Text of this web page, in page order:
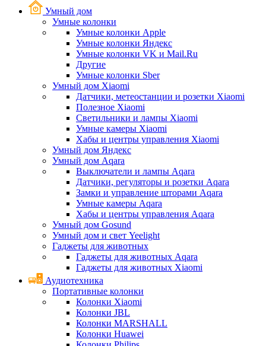
Умный дом
Умные колонки
Умные колонки Apple
Умные колонки Яндекс
Умные колонки VK и Mail.Ru
Другие
Умные колонки Sber
Умный дом Xiaomi
Датчики, метеостанции и розетки Xiaomi
Полезное Xiaomi
Светильники и лампы Xiaomi
Умные камеры Xiaomi
Хабы и центры управления Xiaomi
Умный дом Яндекс
Умный дом Aqara
Выключатели и лампы Aqara
Датчики, регуляторы и розетки Aqara
Замки и управление шторами Aqara
Умные камеры Aqara
Хабы и центры управления Aqara
Умный дом Gosund
Умный дом и свет Yeelight
Гаджеты для животных
Гаджеты для животных Aqara
Гаджеты для животных Xiaomi
Аудиотехника
Портативные колонки
Колонки Xiaomi
Колонки JBL
Колонки MARSHALL
Колонки Huawei